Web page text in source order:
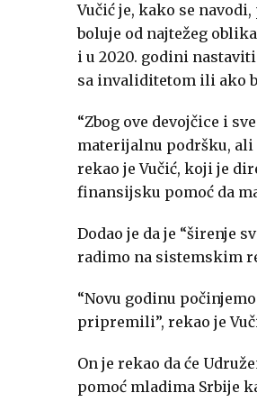
Vučić je, kako se
boluje od najtežeg
i u 2020. godini
sa invaliditetom ili ako
“Zbog ove devojčice i
materijalnu podršku, ali
rekao je Vučić, koji je
finansijsku pomoć da
Dodao je da je “širenje
radimo na sistemskim
“Novu godinu
pripremili”, rekao je
On je rekao da će
pomoć mladima Srbije